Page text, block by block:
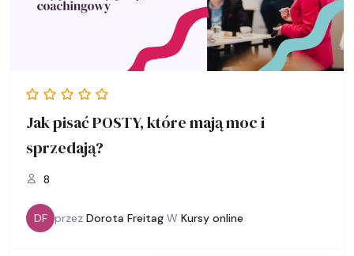
Jak pisać POSTY, które mają moc i
sprzedają?
8
DF przez Dorota Freitag W Kursy online